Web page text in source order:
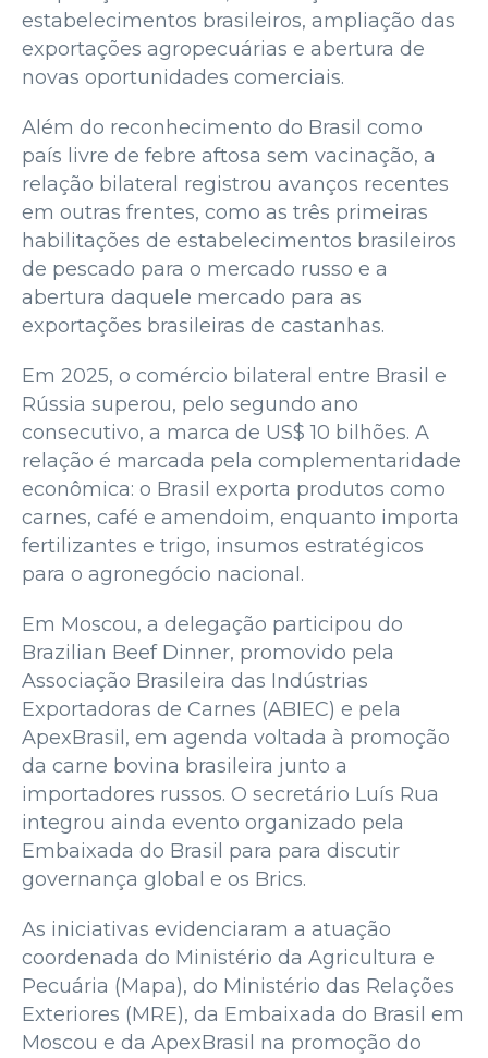
estabelecimentos brasileiros, ampliação das
exportações agropecuárias e abertura de
novas oportunidades comerciais.
Além do reconhecimento do Brasil como
país livre de febre aftosa sem vacinação, a
relação bilateral registrou avanços recentes
em outras frentes, como as três primeiras
habilitações de estabelecimentos brasileiros
de pescado para o mercado russo e a
abertura daquele mercado para as
exportações brasileiras de castanhas.
Em 2025, o comércio bilateral entre Brasil e
Rússia superou, pelo segundo ano
consecutivo, a marca de US$ 10 bilhões. A
relação é marcada pela complementaridade
econômica: o Brasil exporta produtos como
carnes, café e amendoim, enquanto importa
fertilizantes e trigo, insumos estratégicos
para o agronegócio nacional.
Em Moscou, a delegação participou do
Brazilian Beef Dinner, promovido pela
Associação Brasileira das Indústrias
Exportadoras de Carnes (ABIEC) e pela
ApexBrasil, em agenda voltada à promoção
da carne bovina brasileira junto a
importadores russos. O secretário Luís Rua
integrou ainda evento organizado pela
Embaixada do Brasil para para discutir
governança global e os Brics.
As iniciativas evidenciaram a atuação
coordenada do Ministério da Agricultura e
Pecuária (Mapa), do Ministério das Relações
Exteriores (MRE), da Embaixada do Brasil em
Moscou e da ApexBrasil na promoção do